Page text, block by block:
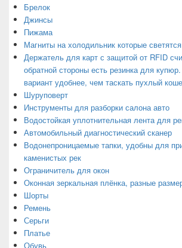
Брелок
Джинсы
Пижама
Магниты на холодильник которые
Держатель для карт с защитой от RFID
обратной стороны есть резинка для
вариант удобнее, чем таскать пухлый
Шуруповерт
Инструменты для разборки салона авто
Водостойкая уплотнительная лента для
Автомобильный диагностический сканер
Водонепроницаемые тапки, удобны для
каменистых рек
Ограничитель для окон
Оконная зеркальная плёнка, разные
Шорты
Ремень
Серьги
Платье
Обувь